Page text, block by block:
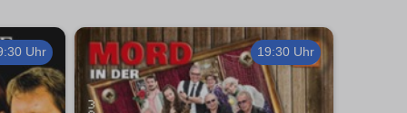
Uhr 19:30 Uhr